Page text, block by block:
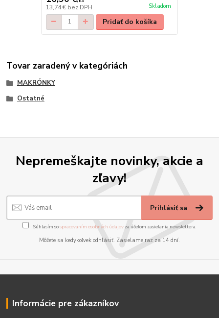
13,74 € bez DPH Skladom
Pridať do košíka
Tovar zaradený v kategóriách
MAKRÓNKY
Ostatné
Nepremeškajte novinky, akcie a
zľavy!
Prihlásiť sa
Súhlasím sospracovaním osobných údajov za účelom zasielania newslettera.
Môžete sa kedykoľvek odhlásiť. Zasielame raz za 14 dní.
Informácie pre zákazníkov